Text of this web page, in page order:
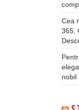
Cea
365,
nobil